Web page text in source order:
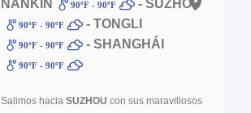
NANKÍN 90ºF - 90ºF - SUZHOU
90ºF - 90ºF - TONGLI
90ºF - 90ºF - SHANGHÁI
90ºF - 90ºF
Salimos hacia SUZHOU con sus maravillosos